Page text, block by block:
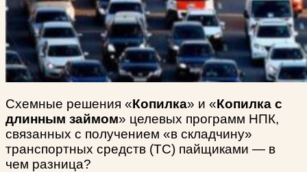
Схемные решения «Копилка» и «Копилка с
длинным займом» целевых программ НПК,
связанных с получением «в складчину»
транспортных средств (ТС) пайщиками — в
чем разница?